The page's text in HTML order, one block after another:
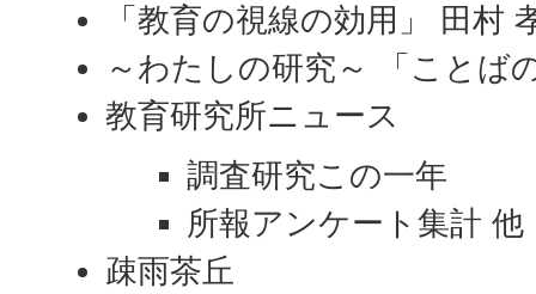
「教育の視線の効用」 田村
～わたしの研究～ 「ことば
教育研究所ニュース
調査研究この一年
所報アンケート集計 他
疎雨茶丘